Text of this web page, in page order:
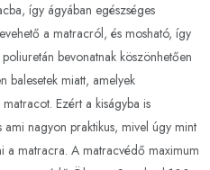
így ágyában egészséges
a matracról, és mosható, így
bevonatnak köszönhetően
balesetek miatt, amelyek
Ezért a kiságyba is
nagyon praktikus, mivel úgy mint
a matracra. A matracvédő maximum